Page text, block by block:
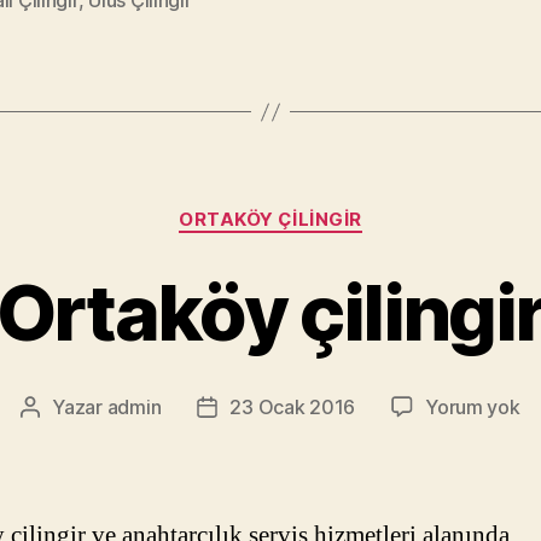
Kategoriler
ORTAKÖY ÇILINGIR
Ortaköy
Yazının
Yazar admin
Yazı23 Ocak 2016 Yorum yok